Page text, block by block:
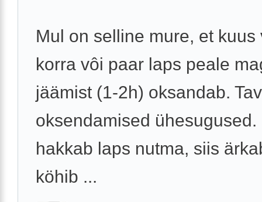
Mul on selline mure, et kuus
korra vôi paar laps peale
jäämist (1-2h) oksandab.
oksendamised
hakkab laps nutma, siis
köhib ...